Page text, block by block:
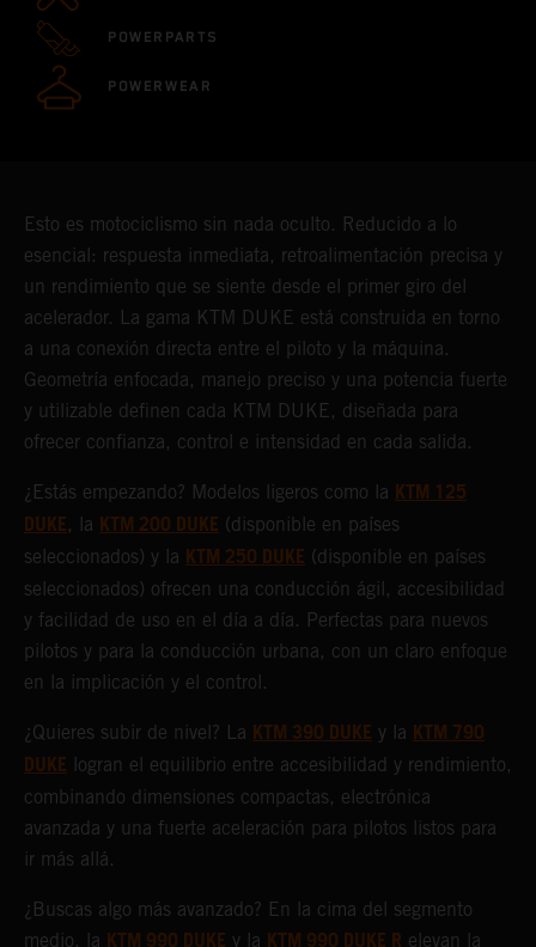
POWERPARTS
POWERWEAR
Esto es motociclismo sin nada oculto. Reducido a lo
esencial: respuesta inmediata, retroalimentación precisa y
un rendimiento que se siente desde el primer giro del
acelerador. La gama KTM DUKE está construida en torno
a una conexión directa entre el piloto y la máquina.
Geometría enfocada, manejo preciso y una potencia fuerte
y utilizable definen cada KTM DUKE, diseñada para
ofrecer confianza, control e intensidad en cada salida.
¿Estás empezando? Modelos ligeros como la KTM 125
DUKE, la KTM 200 DUKE (disponible en países
seleccionados) y la KTM 250 DUKE (disponible en países
seleccionados) ofrecen una conducción ágil, accesibilidad
y facilidad de uso en el día a día. Perfectas para nuevos
pilotos y para la conducción urbana, con un claro enfoque
en la implicación y el control.
¿Quieres subir de nivel? La KTM 390 DUKE y la KTM 790
DUKE logran el equilibrio entre accesibilidad y rendimiento,
combinando dimensiones compactas, electrónica
avanzada y una fuerte aceleración para pilotos listos para
ir más allá.
¿Buscas algo más avanzado? En la cima del segmento
medio, la
y la
elevan la